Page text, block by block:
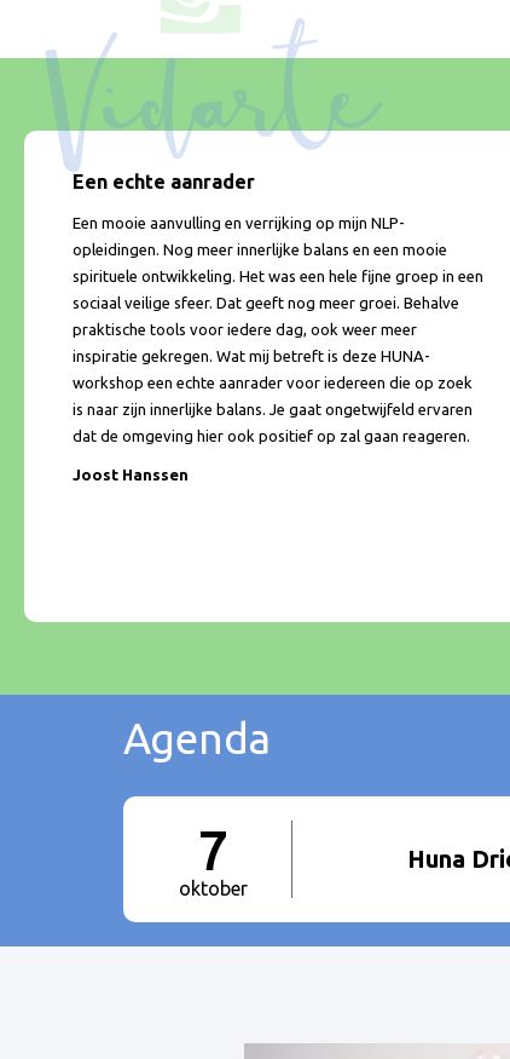
Een echte aanrader
Een mooie aanvulling en verrijking op mijn NLP-
opleidingen. Nog meer innerlijke balans en een mooie
spirituele ontwikkeling. Het was een hele fijne groep in een
sociaal veilige sfeer. Dat geeft nog meer groei. Behalve
praktische tools voor iedere dag, ook weer meer
inspiratie gekregen. Wat mij betreft is deze HUNA-
workshop een echte aanrader voor iedereen die op zoek
is naar zijn innerlijke balans. Je gaat ongetwijfeld ervaren
dat de omgeving hier ook positief op zal gaan reageren.
Joost Hanssen
Agenda
7
oktober
Huna